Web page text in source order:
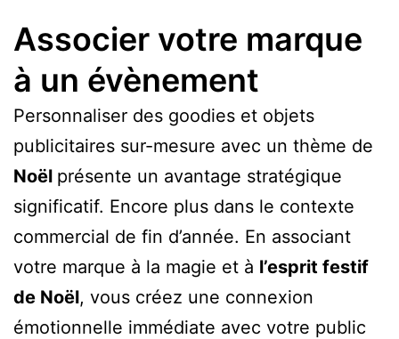
Associer votre marque
à un évènement
Personnaliser des goodies et objets
publicitaires sur-mesure avec un thème de
Noël présente un avantage stratégique
significatif. Encore plus dans le contexte
commercial de fin d’année. En associant
votre marque à la magie et à l’esprit festif
de Noël, vous créez une connexion
émotionnelle immédiate avec votre public